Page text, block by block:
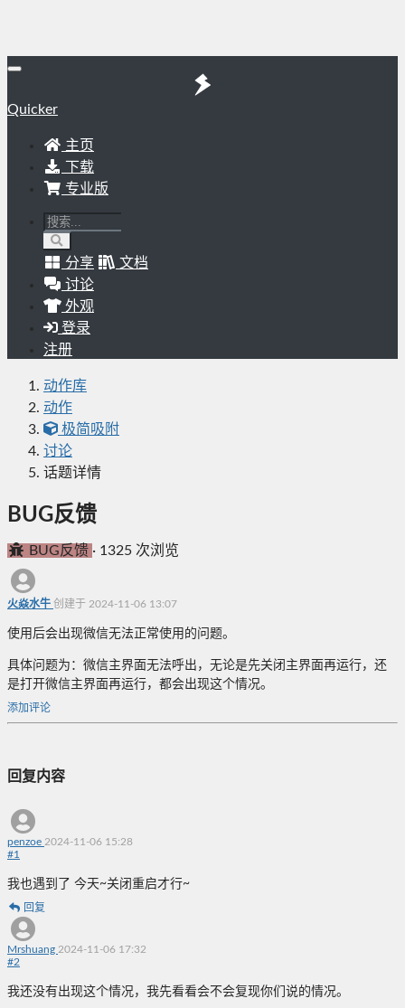
Quicker
主页
下载
专业版
分享
文档
讨论
外观
登录
注册
动作库
动作
极简吸附
讨论
话题详情
BUG反馈
BUG反馈 · 1325 次浏览
火焱水牛 创建于 2024-11-06 13:07
使用后会出现微信无法正常使用的问题。
具体问题为：微信主界面无法呼出，无论是先关闭主界面再运行，还
是打开微信主界面再运行，都会出现这个情况。
添加评论
回复内容
penzoe 2024-11-06 15:28
#1
我也遇到了 今天~关闭重启才行~
回复
Mrshuang 2024-11-06 17:32
#2
我还没有出现这个情况，我先看看会不会复现你们说的情况。